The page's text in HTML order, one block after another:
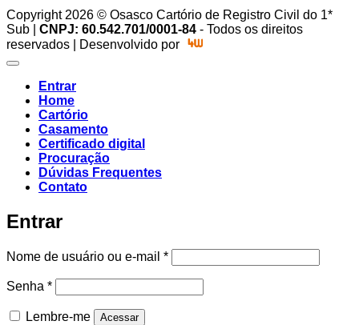
Copyright 2026 © Osasco Cartório de Registro Civil do 1*
Sub | CNPJ: 60.542.701/0001-84 - Todos os direitos
reservados | Desenvolvido por
Entrar
Home
Cartório
Casamento
Certificado digital
Procuração
Dúvidas Frequentes
Contato
Entrar
Nome de usuário ou e-mail *Obrigatório
Senha *Obrigatório
Lembre-me Acessar